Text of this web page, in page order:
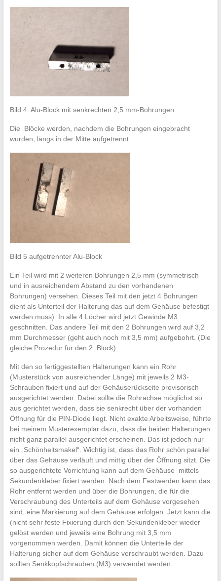
Bild 4: Alu-Block mit senkrechten 2,5 mm-Bohrungen
Die Blöcke werden, nachdem die Bohrungen eingebracht
wurden, längs in der Mitte aufgetrennt.
Bild 5 aufgetrennter Alu-Block
Ein Teil wird mit 2 weiteren Bohrungen 2,5 mm (symmetrisch
und in ausreichendem Abstand zu den vorhandenen
Bohrungen) versehen. Dieses Teil mit den jetzt 4 Bohrungen
dient als Unterteil der Halterung das auf dem Gehäuse befestigt
werden muss). In alle 4 Löcher wird jetzt Gewinde M3
geschnitten. Das andere Teil mit den 2 Bohrungen wird auf 3,2
mm Durchmesser (geht auch noch mit 3,5 mm) aufgebohrt. (Die
gleiche Prozedur für den 2. Block).
Mit den so fertiggestellten Halterungen kann ein Rohr
(Musterstück von ausreichender Länge) mit jeweils 2 M3-
Schrauben fixiert und auf der Gehäuserückseite provisorisch
ausgerichtet werden. Dabei sollte die Rohrachse möglichst so
aus gerichtet werden, dass sie senkrecht über der vorhanden
Öffnung für die PIN-Diode liegt. Nicht exakte Arbeitsweise, führte
bei meinem Musterexemplar dazu, dass die beiden Halterungen
nicht ganz parallel ausgerichtet erscheinen. Das ist jedoch nur
ein „Schönheitsmakel“. Wichtig ist, dass das Rohr schön parallel
über das Gehäuse verläuft und mittig über der Öffnung sitzt. Die
so ausgerichtete Vorrichtung kann auf dem Gehäuse mittels
Sekundenkleber fixiert werden. Nach dem Festwerden kann das
Rohr entfernt werden und über die Bohrungen, die für die
Verschraubung des Unterteils auf dem Gehäuse vorgesehen
sind, eine Markierung auf dem Gehäuse erfolgen. Jetzt kann die
(nicht sehr feste Fixierung durch den Sekundenkleber wieder
gelöst werden und jeweils eine Bohrung mit 3,5 mm
vorgenommen werden. Damit können die Unterteile der
Halterung sicher auf dem Gehäuse verschraubt werden. Dazu
sollten Senkkopfschrauben (M3) verwendet werden.